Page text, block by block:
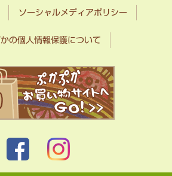
ソーシャルメディアポリシー
の個人情報保護について